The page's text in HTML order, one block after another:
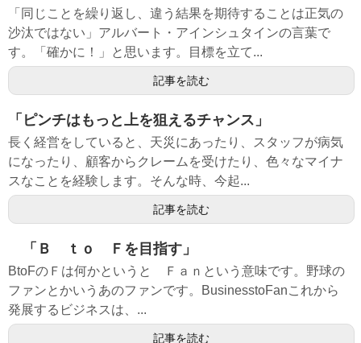
「同じことを繰り返し、違う結果を期待することは正気の
沙汰ではない」アルバート・アインシュタインの言葉で
す。「確かに！」と思います。目標を立て...
記事を読む
「ピンチはもっと上を狙えるチャンス」
長く経営をしていると、天災にあったり、スタッフが病気
になったり、顧客からクレームを受けたり、色々なマイナ
スなことを経験します。そんな時、今起...
記事を読む
「Ｂ ｔｏ Ｆを目指す」
BtoFのＦは何かというと Ｆａｎという意味です。野球の
ファンとかいうあのファンです。BusinesstoFanこれから
発展するビジネスは、...
記事を読む